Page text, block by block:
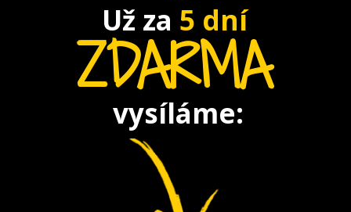
Už za 5 dní
ZDARMA
vysíláme: